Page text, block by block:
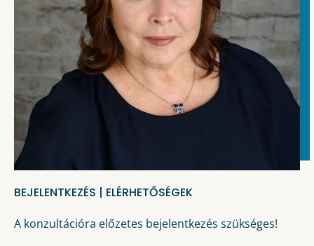
BEJELENTKEZÉS | ELÉRHETŐSÉGEK
A konzultációra előzetes bejelentkezés szükséges!